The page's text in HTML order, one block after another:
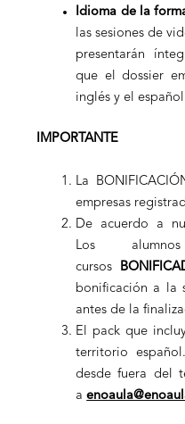
Idioma de la
las sesiones de
presentarán
que el dossier
inglés y el
IMPORTANTE
La
empresas
De acuerdo a
Los
cursos
bonificación a la
antes de la
El pack que
territorio
desde fuera del
a